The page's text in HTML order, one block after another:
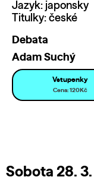
Jazyk: japonsky
Titulky: české
Debata
Adam Suchý
Vstupenky
Cena: 120Kč
Sobota 28. 3.